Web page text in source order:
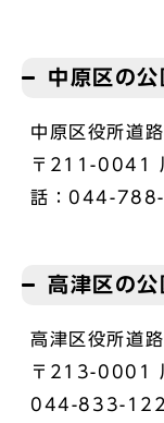
中原区の
中原区役所道
〒211-0041
話：044-
高津区の
高津区役所道
〒213-0001
044-833-